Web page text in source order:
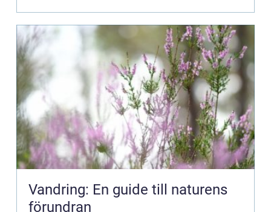
Vandring: En guide till naturens
förundran